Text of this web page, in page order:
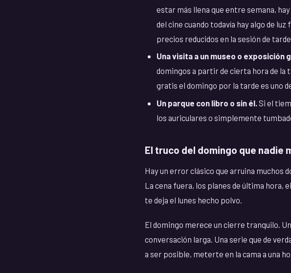
estar más llena que entre semana,
del cine cuando todavía hay algo de
precios reducidos en la sesión de tarde.
Una visita a un museo o exposición
domingos a partir de cierta hora de la
gratis el domingo por la tarde es uno
Un parque con libro o sin él. Si el
los auriculares o simplemente
El truco del domingo que nadie
Hay un error clásico que arruina muchos
La cena fuera, los planes de última hora,
te deja el lunes hecho polvo.
El domingo merece un cierre tranquilo.
conversación larga. Una serie que de
a ser posible, meterte en la cama a una